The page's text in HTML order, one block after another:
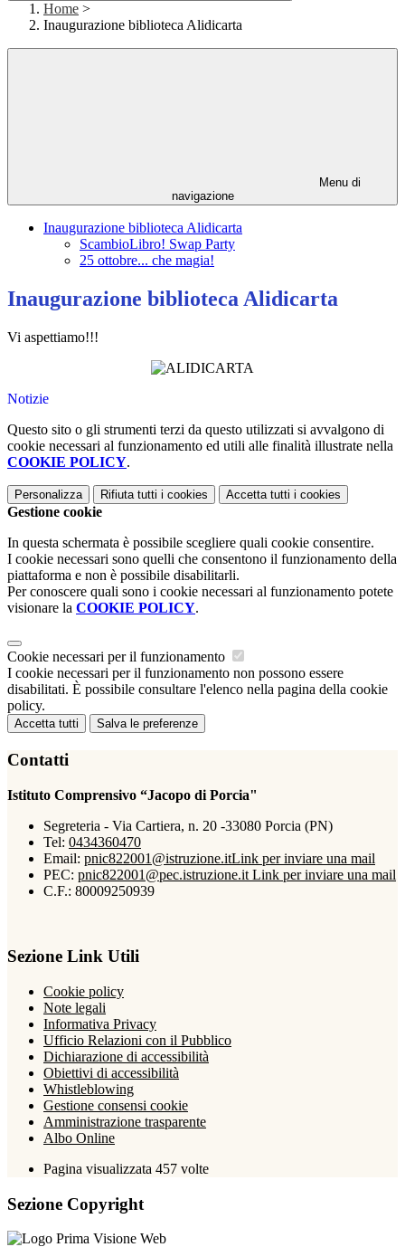
Home >
Inaugurazione biblioteca Alidicarta
Menu di
navigazione
Inaugurazione biblioteca Alidicarta
ScambioLibro! Swap Party
25 ottobre... che magia!
Inaugurazione biblioteca Alidicarta
Vi aspettiamo!!!
Notizie
Questo sito o gli strumenti terzi da questo utilizzati si avvalgono di
cookie necessari al funzionamento ed utili alle finalità illustrate nella
COOKIE POLICY.
Personalizza Rifiuta tutti i cookies Accetta tutti i cookies
Gestione cookie
In questa schermata è possibile scegliere quali cookie consentire.
I cookie necessari sono quelli che consentono il funzionamento della
piattaforma e non è possibile disabilitarli.
Per conoscere quali sono i cookie necessari al funzionamento potete
visionare la COOKIE POLICY.
Cookie necessari per il funzionamento
I cookie necessari per il funzionamento non possono essere
disabilitati. È possibile consultare l'elenco nella pagina della cookie
policy.
Accetta tutti Salva le preferenze
Contatti
Istituto Comprensivo “Jacopo di Porcia"
Segreteria - Via Cartiera, n. 20 -33080 Porcia (PN)
Tel: 0434360470
Email: pnic822001@istruzione.itLink per inviare una mail
PEC: pnic822001@pec.istruzione.it Link per inviare una mail
C.F.: 80009250939
Sezione Link Utili
Cookie policy
Note legali
Informativa Privacy
Ufficio Relazioni con il Pubblico
Dichiarazione di accessibilità
Obiettivi di accessibilità
Whistleblowing
Gestione consensi cookie
Amministrazione trasparente
Albo Online
Pagina visualizzata 457 volte
Sezione Copyright